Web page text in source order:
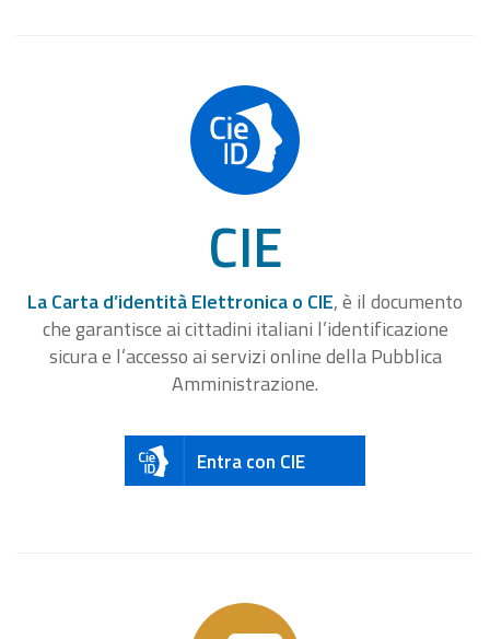
CIE
La Carta d’identità Elettronica o CIE, è il documento
che garantisce ai cittadini italiani l’identificazione
sicura e l’accesso ai servizi online della Pubblica
Amministrazione.
Entra con CIE